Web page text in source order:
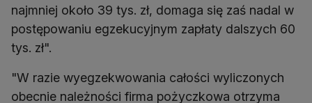
najmniej około 39 tys. zł, domaga się zaś nadal w
postępowaniu egzekucyjnym zapłaty dalszych 60
tys. zł".
"W razie wyegzekwowania całości wyliczonych
obecnie należności firma pożyczkowa otrzyma